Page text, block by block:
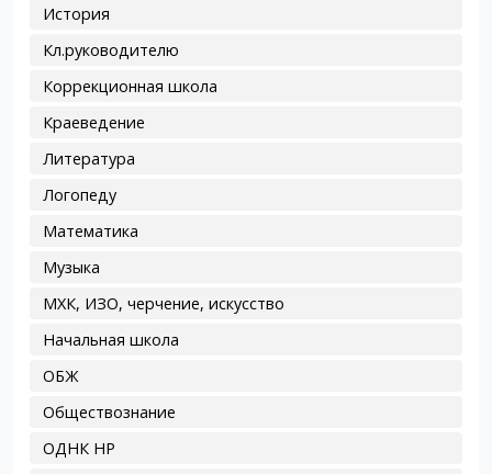
История
Кл.руководителю
Коррекционная школа
Краеведение
Литература
Логопеду
Математика
Музыка
МХК, ИЗО, черчение, искусство
Начальная школа
ОБЖ
Обществознание
ОДНК НР